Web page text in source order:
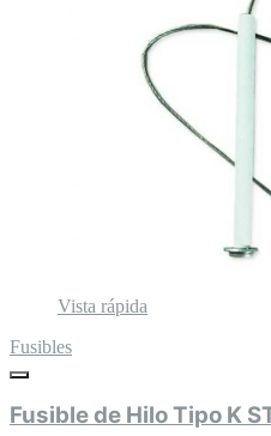
Vista rápida
Fusibles
Fusible de Hilo Tipo K